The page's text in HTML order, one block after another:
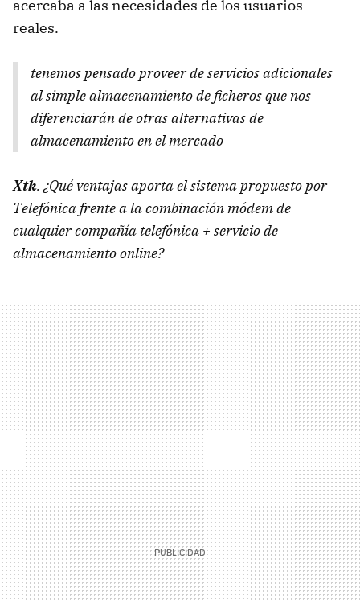
acercaba a las necesidades de los usuarios
reales.
tenemos pensado proveer de servicios adicionales
al simple almacenamiento de ficheros que nos
diferenciarán de otras alternativas de
almacenamiento en el mercado
Xtk. ¿Qué ventajas aporta el sistema propuesto por
Telefónica frente a la combinación módem de
cualquier compañía telefónica + servicio de
almacenamiento online?